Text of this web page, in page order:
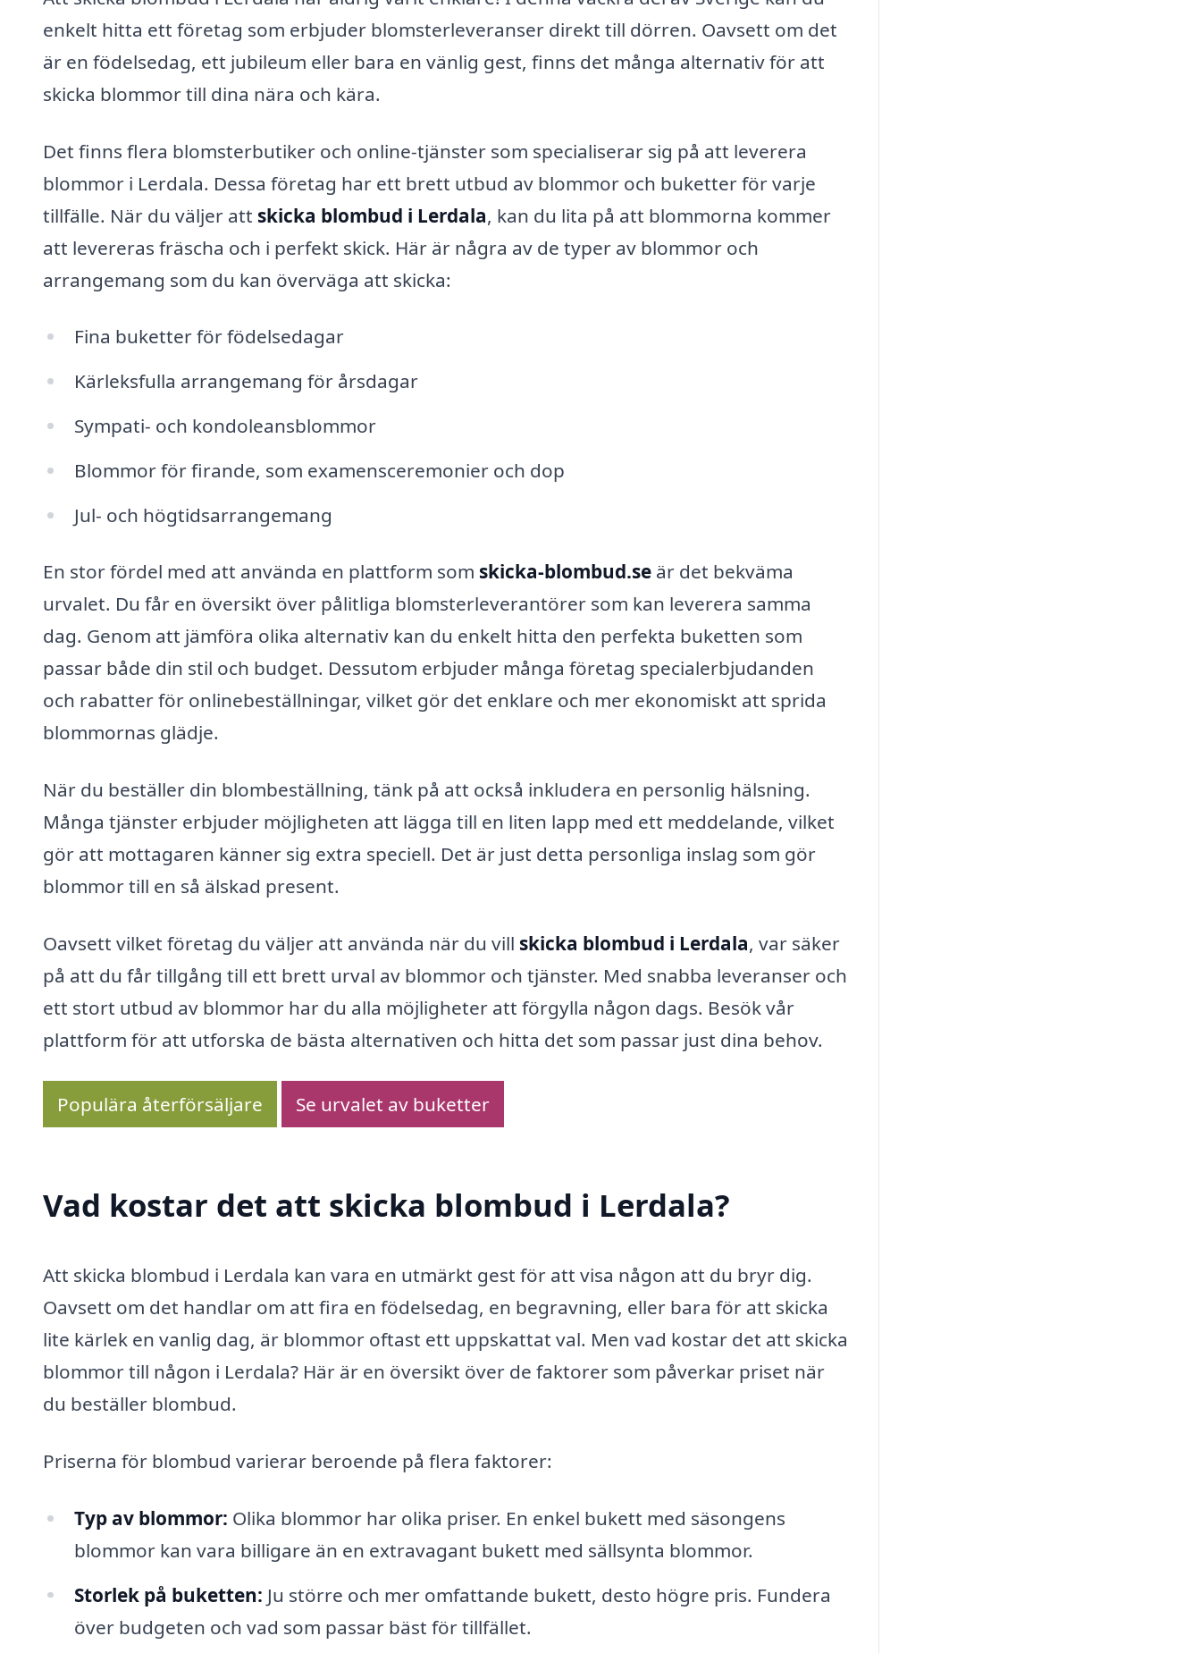
enkelt hitta ett företag som erbjuder blomsterleveranser direkt till dörren. Oavsett om det
är en födelsedag, ett jubileum eller bara en vänlig gest, finns det många alternativ för att
skicka blommor till dina nära och kära.
Det finns flera blomsterbutiker och online-tjänster som specialiserar sig på att leverera
blommor i Lerdala. Dessa företag har ett brett utbud av blommor och buketter för varje
tillfälle. När du väljer att skicka blombud i Lerdala, kan du lita på att blommorna kommer
att levereras fräscha och i perfekt skick. Här är några av de typer av blommor och
arrangemang som du kan överväga att skicka:
Fina buketter för födelsedagar
Kärleksfulla arrangemang för årsdagar
Sympati- och kondoleansblommor
Blommor för firande, som examensceremonier och dop
Jul- och högtidsarrangemang
En stor fördel med att använda en plattform som skicka-blombud.se är det bekväma
urvalet. Du får en översikt över pålitliga blomsterleverantörer som kan leverera samma
dag. Genom att jämföra olika alternativ kan du enkelt hitta den perfekta buketten som
passar både din stil och budget. Dessutom erbjuder många företag specialerbjudanden
och rabatter för onlinebeställningar, vilket gör det enklare och mer ekonomiskt att sprida
blommornas glädje.
När du beställer din blombeställning, tänk på att också inkludera en personlig hälsning.
Många tjänster erbjuder möjligheten att lägga till en liten lapp med ett meddelande, vilket
gör att mottagaren känner sig extra speciell. Det är just detta personliga inslag som gör
blommor till en så älskad present.
Oavsett vilket företag du väljer att använda när du vill skicka blombud i Lerdala, var säker
på att du får tillgång till ett brett urval av blommor och tjänster. Med snabba leveranser och
ett stort utbud av blommor har du alla möjligheter att förgylla någon dags. Besök vår
plattform för att utforska de bästa alternativen och hitta det som passar just dina behov.
Populära återförsäljare Se urvalet av buketter
Vad kostar det att skicka blombud i Lerdala?
Att skicka blombud i Lerdala kan vara en utmärkt gest för att visa någon att du bryr dig.
Oavsett om det handlar om att fira en födelsedag, en begravning, eller bara för att skicka
lite kärlek en vanlig dag, är blommor oftast ett uppskattat val. Men vad kostar det att skicka
blommor till någon i Lerdala? Här är en översikt över de faktorer som påverkar priset när
du beställer blombud.
Priserna för blombud varierar beroende på flera faktorer:
Typ av blommor: Olika blommor har olika priser. En enkel bukett med säsongens
blommor kan vara billigare än en extravagant bukett med sällsynta blommor.
Storlek på buketten: Ju större och mer omfattande bukett, desto högre pris. Fundera
över budgeten och vad som passar bäst för tillfället.